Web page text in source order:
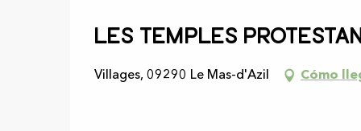
Les temples
Villages, 09290 Le Mas-d'Azil Cómo